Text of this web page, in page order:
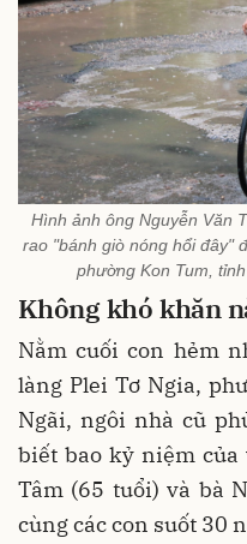
Hình ảnh ông Nguyễn Văn
rao "bánh giò nóng hổi đây"
phường Kon Tum,
Không khó khăn
Nằm cuối con hẻm
làng Plei Tơ Ngia,
Ngãi, ngôi nhà cũ
biết bao kỷ niệm của
Tâm (65 tuổi) và bà
cùng các con suốt 30